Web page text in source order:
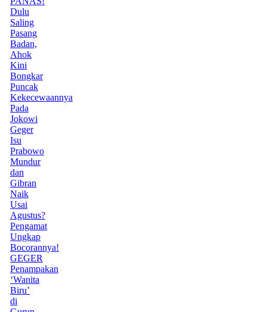
Dulu
Saling
Pasang
Badan,
Ahok
Kini
Bongkar
Puncak
Kekecewaannya
Pada
Jokowi
Geger
Isu
Prabowo
Mundur
dan
Gibran
Naik
Usai
Agustus?
Pengamat
Ungkap
Bocorannya!
GEGER
Penampakan
‘Wanita
Biru’
di